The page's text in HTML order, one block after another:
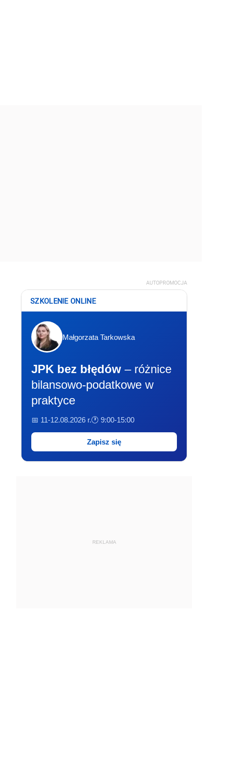
AUTOPROMOCJA
SZKOLENIE ONLINE
Małgorzata Tarkowska
JPK bez błędów – różnice
bilansowo-podatkowe w
praktyce
📅 11-12.08.2026 r.🕐 9:00-15:00
Zapisz się
REKLAMA